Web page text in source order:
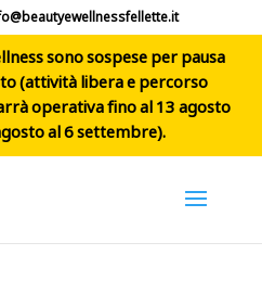
sono sospese per pausa
(attività libera e percorso
operativa fino al 13 agosto
al 6 settembre).